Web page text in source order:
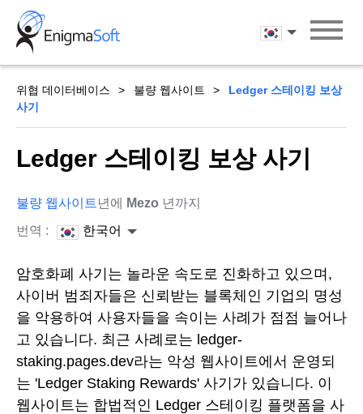
Skip
content
한국어
위협 데이터베이스 불량 웹사이트
Ledger 스테이킹 보상
사기
Ledger 스테이킹 보상 사기
불량 웹사이트 년에 Mezo 년까지
번역 :
한국어
암호화폐 사기는 놀라운 속도로 진화하고 있으며,
사이버 범죄자들은 신뢰받는 블록체인 기업의 명성
을 악용하여 사용자들을 속이는 사례가 점점 늘어나
고 있습니다. 최근 사례로는 ledger-
staking.pages.dev라는 악성 웹사이트에서 운영되
는 'Ledger Staking Rewards' 사기가 있습니다. 이
웹사이트는 합법적인 Ledger 스테이킹 플랫폼을 사